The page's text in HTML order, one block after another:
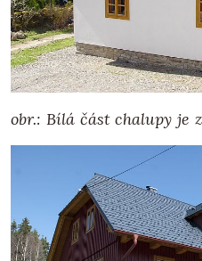
obr.: Bílá část chalupy je